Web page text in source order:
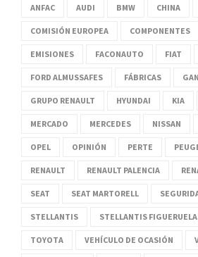
ANFAC AUDI BMW CHINA
COMISIÓN EUROPEA COMPONENTES
EMISIONES FACONAUTO FIAT
FORD ALMUSSAFES FÁBRICAS
GRUPO RENAULT HYUNDAI KIA
MERCADO MERCEDES NISSAN
OPEL OPINIÓN PERTE
RENAULT RENAULT PALENCIA
SEAT SEAT MARTORELL
STELLANTIS STELLANTIS
TOYOTA VEHÍCULO DE OCASIÓN